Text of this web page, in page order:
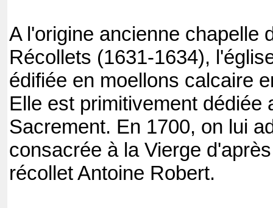
A l'origine ancienne chapelle
Récollets (1631-1634),
édifiée en moellons calcaire
Elle est primitivement dédiée
Sacrement. En 1700, on lui
consacrée à la Vierge
récollet Antoine Robert.